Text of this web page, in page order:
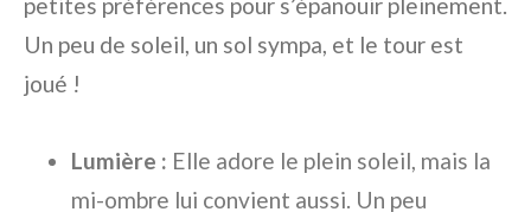
Un peu de soleil, un sol sympa, et le tour est
joué !
Lumière : Elle adore le plein soleil, mais la
mi-ombre lui convient aussi. Un peu